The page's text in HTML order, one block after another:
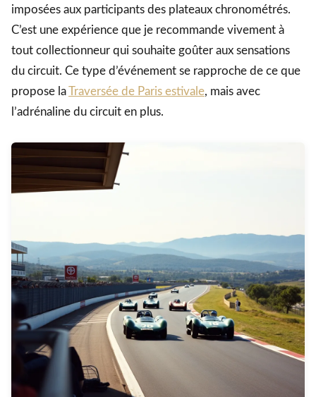
imposées aux participants des plateaux chronométrés.
C’est une expérience que je recommande vivement à
tout collectionneur qui souhaite goûter aux sensations
du circuit. Ce type d’événement se rapproche de ce que
propose laTraversée de Paris estivale, mais avec
l’adrénaline du circuit en plus.